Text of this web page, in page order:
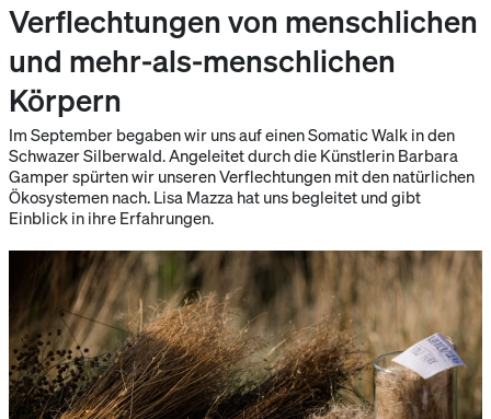
Verflechtungen von menschlichen
und mehr-als-menschlichen
Körpern
Im September begaben wir uns auf einen Somatic Walk in den
Schwazer Silberwald. Angeleitet durch die Künstlerin Barbara
Gamper spürten wir unseren Verflechtungen mit den natürlichen
Ökosystemen nach. Lisa Mazza hat uns begleitet und gibt
Einblick in ihre Erfahrungen.